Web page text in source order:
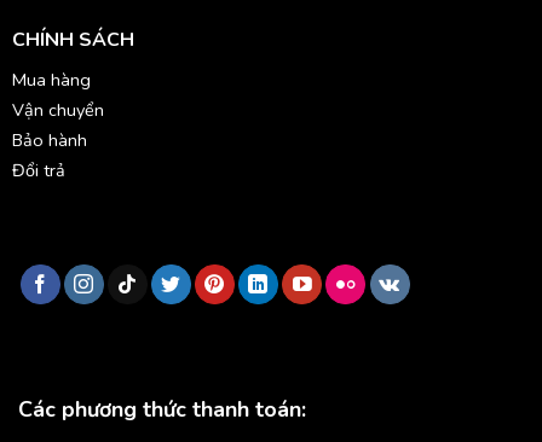
CHÍNH SÁCH
Mua hàng
Vận chuyển
Bảo hành
Đổi trả
Các phương thức thanh toán: